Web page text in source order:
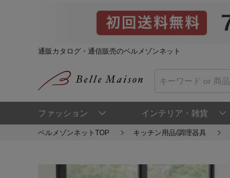
通販カタログ・通信販売のベルメゾンネット
ファッション インテリア・雑貨
ベルメゾンネットTOP キッチン用品/調理器具